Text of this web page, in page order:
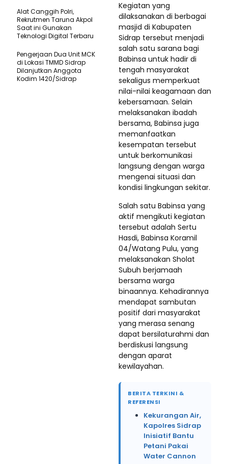
Kegiatan yang
dilaksanakan di berbagai
masjid di Kabupaten
Sidrap tersebut menjadi
salah satu sarana bagi
Babinsa untuk hadir di
tengah masyarakat
sekaligus memperkuat
nilai-nilai keagamaan dan
kebersamaan. Selain
melaksanakan ibadah
bersama, Babinsa juga
memanfaatkan
kesempatan tersebut
untuk berkomunikasi
langsung dengan warga
mengenai situasi dan
kondisi lingkungan sekitar.
Salah satu Babinsa yang
aktif mengikuti kegiatan
tersebut adalah Sertu
Hasdi, Babinsa Koramil
04/Watang Pulu, yang
melaksanakan Sholat
Subuh berjamaah
bersama warga
binaannya. Kehadirannya
mendapat sambutan
positif dari masyarakat
yang merasa senang
dapat bersilaturahmi dan
berdiskusi langsung
dengan aparat
kewilayahan.
BERITA TERKINI &
REFERENSI
Kekurangan Air,
Kapolres Sidrap
Inisiatif Bantu
Petani Pakai
Water Cannon
Alat Canggih Polri,
Rekrutmen Taruna Akpol
Saat ini Gunakan
Teknologi Digital Terbaru
Pengerjaan Dua Unit MCK
di Lokasi TMMD Sidrap
Dilanjutkan Anggota
Kodim 1420/Sidrap